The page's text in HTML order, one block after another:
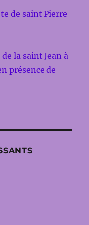
de saint Pierre
la saint Jean à
présence de